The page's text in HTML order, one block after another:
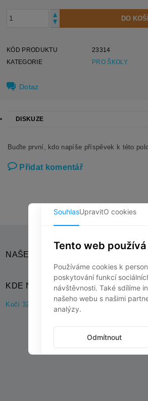
KÓD PRODUKTU
23314
KATEGORIE
PRO ŠKOLY
Dotaz
DISKUZE
Buďte první, kdo napíše příspěvek k této
Přidat komentář
NAŠE SOCIÁLNÍ SÍTĚ
KDE NÁS NAJDETE?
Kočí 32, 538 61 Kočí